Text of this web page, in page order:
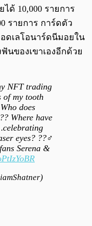
ด้ 10,000 รายการ
รายการ การ์ดตัว
ดเลโอนาร์ดนีมอยใน
นของเขาเองอีกด้วย
NFT trading
of my tooth
does
Where have
eyes? ??‍♂️
Serena &